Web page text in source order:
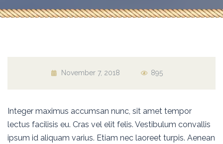
November 7, 2018 895
Integer maximus accumsan nunc, sit amet tempor
lectus facilisis eu. Cras vel elit felis. Vestibulum convallis
ipsum id aliquam varius. Etiam nec laoreet turpis. Aenean